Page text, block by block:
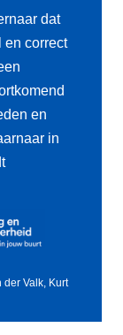
dat
en correct
en
in
Valk, Kurt